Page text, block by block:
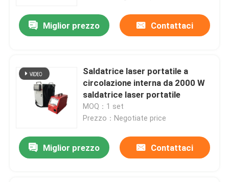
Miglior prezzo Contattaci
Saldatrice laser portatile a
circolazione interna da 2000 W
saldatrice laser portatile
MOQ：1 set
Prezzo：Negotiate price
Miglior prezzo Contattaci